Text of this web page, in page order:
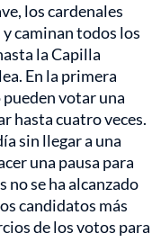
los cardenales
caminan todos los
la Capilla
En la primera
votar una
hasta cuatro veces.
sin llegar a una
una pausa para
no se ha alcanzado
candidatos más
de los votos para